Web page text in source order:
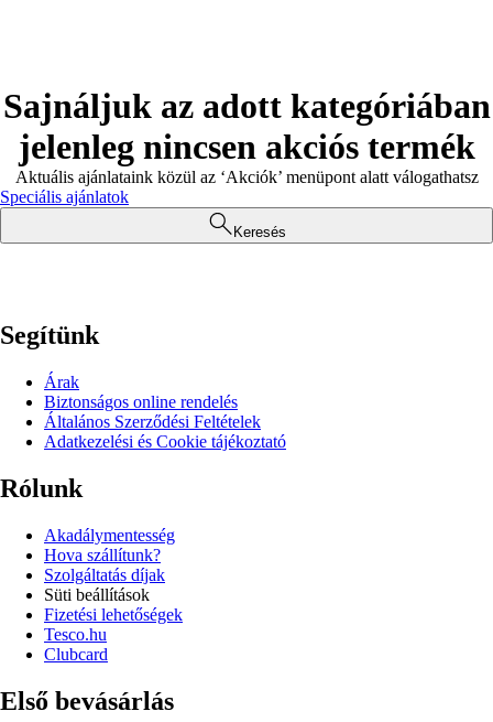
Sajnáljuk az adott kategóriában
jelenleg nincsen akciós termék
Aktuális ajánlataink közül az ‘Akciók’ menüpont alatt válogathatsz
Speciális ajánlatok
Keresés
Segítünk
Árak
Biztonságos online rendelés
Általános Szerződési Feltételek
Adatkezelési és Cookie tájékoztató
Rólunk
Akadálymentesség
Hova szállítunk?
Szolgáltatás díjak
Süti beállítások
Fizetési lehetőségek
Tesco.hu
Clubcard
Első bevásárlás